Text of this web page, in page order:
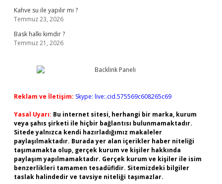
Kahve su ile yapılır mı ?
Temmuz 23, 2026
Bask halkı kimdir ?
Temmuz 21, 2026
Reklam ve İletişim: Skype: live:.cid.575569c608265c69
Yasal Uyarı: Bu internet sitesi, herhangi bir marka, kurum
veya şahıs şirketi ile hiçbir bağlantısı bulunmamaktadır.
Sitede yalnızca kendi hazırladığımız makaleler
paylaşılmaktadır. Burada yer alan içerikler haber niteliği
taşımamakta olup, gerçek kurum ve kişiler hakkında
paylaşım yapılmamaktadır. Gerçek kurum ve kişiler ile isim
benzerlikleri tamamen tesadüfidir. Sitemizdeki bilgiler
taslak halindedir ve tavsiye niteliği taşımazlar.